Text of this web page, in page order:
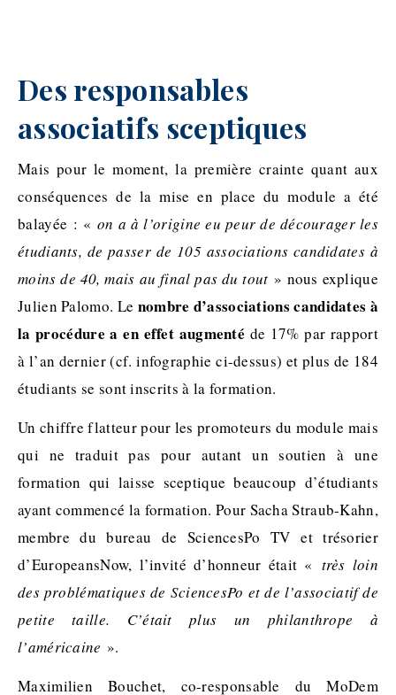
Des responsables
associatifs sceptiques
Mais pour le moment, la première crainte quant aux
conséquences de la mise en place du module a été
balayée : « on a à l’origine eu peur de décourager les
étudiants, de passer de 105 associations candidates à
moins de 40, mais au final pas du tout » nous explique
Julien Palomo. Le nombre d’associations candidates à
la procédure a en effet augmenté de 17% par rapport
à l’an dernier (cf. infographie ci-dessus) et plus de 184
étudiants se sont inscrits à la formation.
Un chiffre flatteur pour les promoteurs du module mais
qui ne traduit pas pour autant un soutien à une
formation qui laisse sceptique beaucoup d’étudiants
ayant commencé la formation. Pour Sacha Straub-Kahn,
membre du bureau de SciencesPo TV et trésorier
d’EuropeansNow, l’invité d’honneur était « très loin
des problématiques de SciencesPo et de l’associatif de
petite taille. C’était plus un philanthrope à
l’américaine ».
Maximilien Bouchet, co-responsable du MoDem